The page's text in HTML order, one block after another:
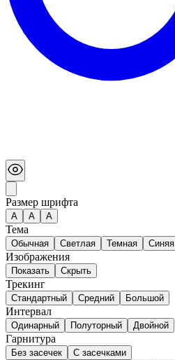
Размер шрифта
А A A
Тема
Обычная Светлая Темная Синяя
Изображения
Показать Скрыть
Трекинг
Стандартный Средний Большой
Интервал
Одинарный Полуторный Двойной
Гарнитура
Без засечек
С засечками